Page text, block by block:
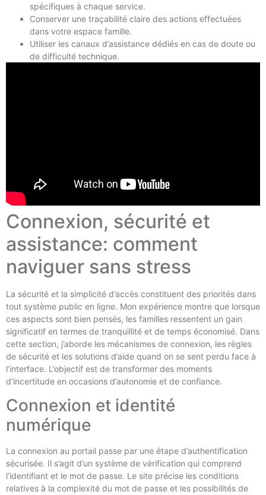
spécifiques à chaque service.
Conserver une traçabilité claire des actions effectuées
dans votre espace famille.
Utiliser les canaux d’assistance dédiés en cas de doute ou
de difficulté technique.
Connexion, sécurité et
assistance: comment
naviguer sans stress
La sécurité et la simplicité d’accès constituent des priorités dans
tout système public en ligne. Mon expérience montre que lorsque
ces aspects sont bien pensés, les familles ressentent un gain
significatif en termes de tranquillité et de temps économisé. Dans
cette section, j’aborde les mécanismes de connexion, les règles
de sécurité et les solutions d’aide quand on se sent perdu face à
l’interface. L’objectif est de transformer des moments
d’incertitude en occasions d’autonomie et de confiance.
Connexion et identité
numérique
La connexion au portail passe par une étape d’authentification
sécurisée. Il s’agit d’un système de vérification qui comprend
l’identifiant et le mot de passe. Le site précise les conditions
relatives à la complexité du mot de passe et les possibilités de